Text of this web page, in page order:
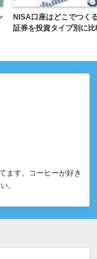
NISA口座はどこでつく
証券を投資タイプ別に
ます。コーヒーが好き
。